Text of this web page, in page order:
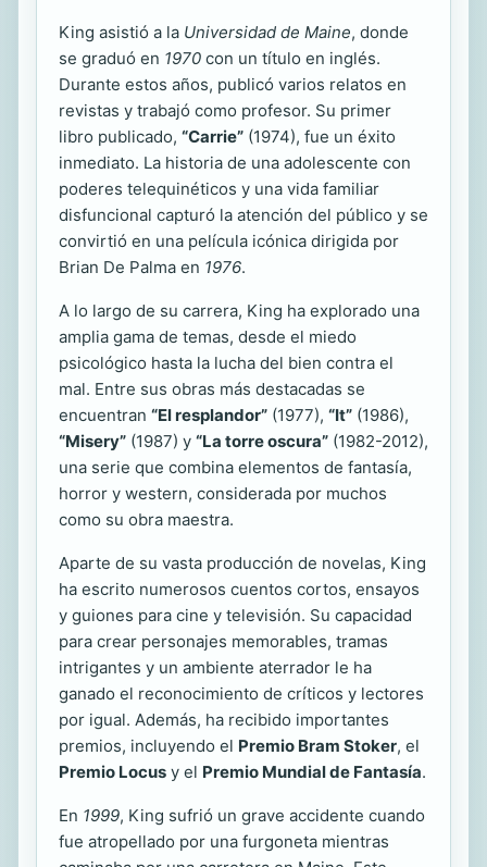
King asistió a la Universidad de Maine, donde
se graduó en 1970 con un título en inglés.
Durante estos años, publicó varios relatos en
revistas y trabajó como profesor. Su primer
libro publicado, “Carrie” (1974), fue un éxito
inmediato. La historia de una adolescente con
poderes telequinéticos y una vida familiar
disfuncional capturó la atención del público y se
convirtió en una película icónica dirigida por
Brian De Palma en 1976.
A lo largo de su carrera, King ha explorado una
amplia gama de temas, desde el miedo
psicológico hasta la lucha del bien contra el
mal. Entre sus obras más destacadas se
encuentran “El resplandor” (1977), “It” (1986),
“Misery” (1987) y “La torre oscura” (1982-2012),
una serie que combina elementos de fantasía,
horror y western, considerada por muchos
como su obra maestra.
Aparte de su vasta producción de novelas, King
ha escrito numerosos cuentos cortos, ensayos
y guiones para cine y televisión. Su capacidad
para crear personajes memorables, tramas
intrigantes y un ambiente aterrador le ha
ganado el reconocimiento de críticos y lectores
por igual. Además, ha recibido importantes
premios, incluyendo el Premio Bram Stoker, el
Premio Locus y el Premio Mundial de Fantasía.
En 1999, King sufrió un grave accidente cuando
fue atropellado por una furgoneta mientras